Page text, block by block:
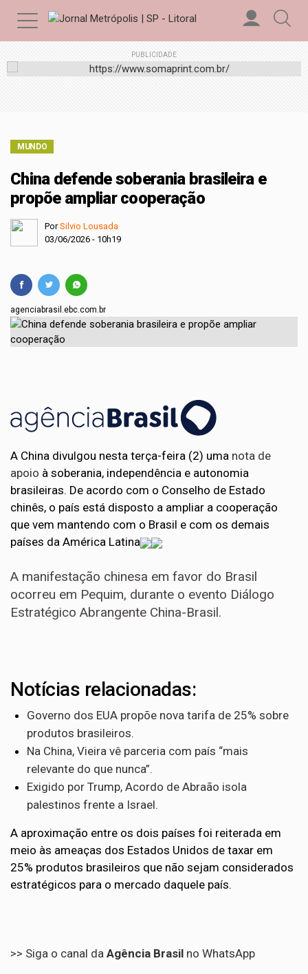
PUBLICIDADE
MUNDO
China defende soberania brasileira e
propõe ampliar cooperação
PorSilvio Lousada
03/06/2026 - 10h19
agenciabrasil.ebc.com.br
A China divulgou nesta terça-feira (2) uma nota de
apoio à soberania, independência e autonomia
brasileiras. De acordo com o Conselho de Estado
chinês, o país está disposto a ampliar a cooperação
que vem mantendo com o Brasil e com os demais
países da América Latina
A manifestação chinesa em favor do Brasil
ocorreu em Pequim, durante o evento Diálogo
Estratégico Abrangente China-Brasil.
Notícias relacionadas:
Governo dos EUA propõe nova tarifa de 25% sobre
produtos brasileiros.
Na China, Vieira vê parceria com país “mais
relevante do que nunca”.
Exigido por Trump, Acordo de Abraão isola
palestinos frente a Israel.
A aproximação entre os dois países foi reiterada em
meio às ameaças dos Estados Unidos de taxar em
25% produtos brasileiros que não sejam considerados
estratégicos para o mercado daquele país.
>> Siga o canal da Agência Brasil no WhatsApp